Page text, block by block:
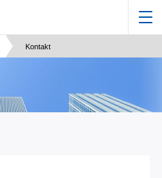
Kontakt